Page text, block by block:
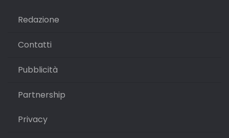
Redazione
Contatti
Pubblicità
Partnership
Privacy